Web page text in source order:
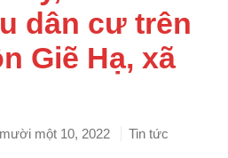
dân cư trên
Giẽ Hạ, xã
một 10, 2022 Tin tức